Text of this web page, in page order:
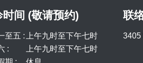
时间 (敬请预约)
至五 :
上午九时至下午七时
:
上午九时至下午七时
联
3405